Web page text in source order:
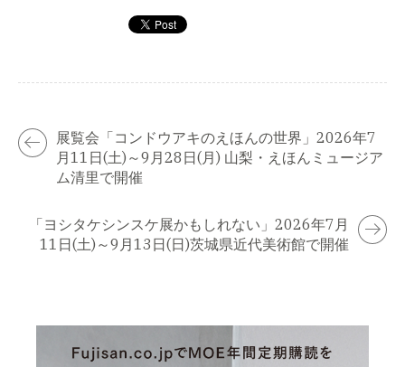
展覧会「コンドウアキのえほんの世界」2026年7
月11日(土)～9月28日(月) 山梨・えほんミュージア
ム清里で開催
「ヨシタケシンスケ展かもしれない」2026年7月
11日(土)～9月13日(日)茨城県近代美術館で開催